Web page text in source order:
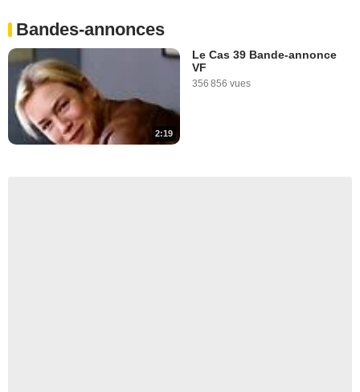
Bandes-annonces
2:19
Le Cas 39 Bande-annonce
VF
356 856 vues